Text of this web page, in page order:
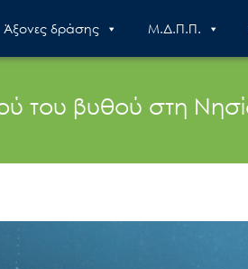
Άξονες δράσης Μ.Δ.Π.Π.
του βυθού στη